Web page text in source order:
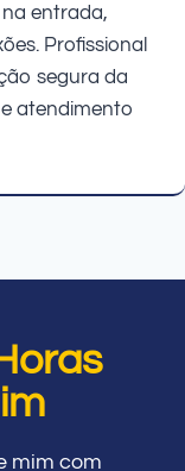
entrada,
Profissional
segura da
atendimento
mim com